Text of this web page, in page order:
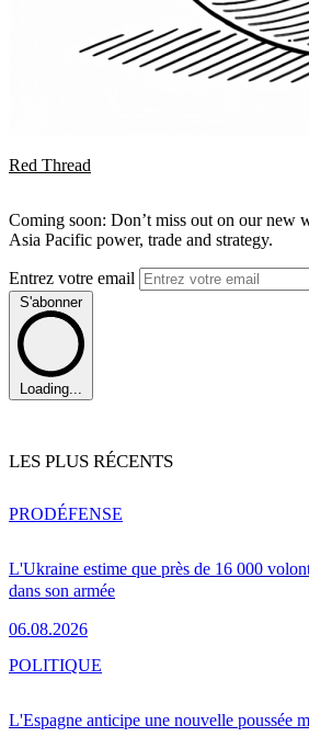
Red Thread
Coming soon: Don’t miss out on our new
Asia Pacific power, trade and strategy.
Entrez votre email
S'abonner
Loading...
LES PLUS RÉCENTS
L'Ukraine estime que près de 16 000
dans son armée
06.08.2026
PRODÉFENSE
L'Espagne anticipe une nouvelle poussée
POLITIQUE